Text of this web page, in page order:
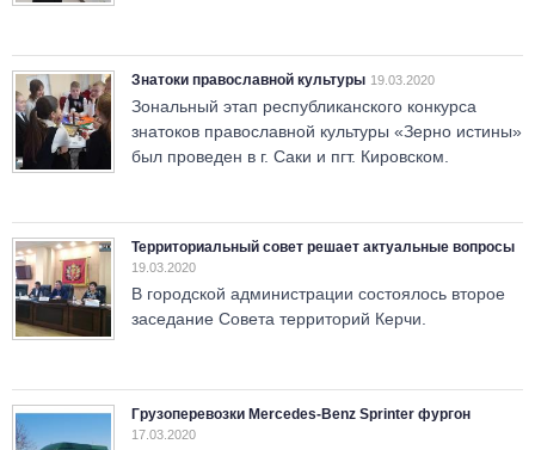
Знатоки православной культуры 19.03.2020
Зональный этап республиканского конкурса
знатоков православной культуры «Зерно истины»
был проведен в г. Саки и пгт. Кировском.
Территориальный совет решает актуальные вопросы
19.03.2020
В городской администрации состоялось второе
заседание Совета территорий Керчи.
Грузоперевозки Mercedes-Benz Sprinter фургон
17.03.2020